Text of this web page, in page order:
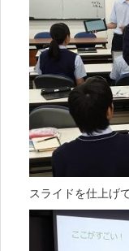
スライドを仕上げ